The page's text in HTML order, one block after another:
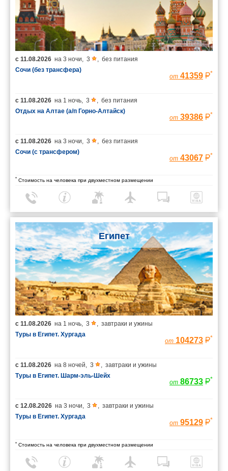
с 11.08.2026 на 3 ночи, 3 , без питания
Сочи (без трансфера)
от 41359 *
с 11.08.2026 на 1 ночь, 3 , без питания
Отдых на Алтае (а/п Горно-Алтайск)
от 39386 *
с 11.08.2026 на 3 ночи, 3 , без питания
Сочи (с трансфером)
от 43067 *
* Стоимость на человека при двухместном размещении
Египет
с 11.08.2026 на 1 ночь, 3 , завтраки и ужины
Туры в Египет. Хургада
от 104273 *
с 11.08.2026 на 8 ночей, 3 , завтраки и ужины
Туры в Египет. Шарм-эль-Шейх
от 86733 *
с 12.08.2026 на 3 ночи, 3 , завтраки и ужины
Туры в Египет. Хургада
от 95129 *
* Стоимость на человека при двухместном размещении